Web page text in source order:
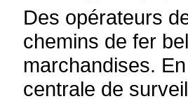
Des opérateurs
chemins de fer
marchandises.
centrale de